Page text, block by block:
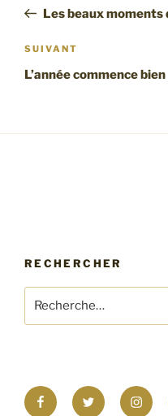
l’article
précédent
Les beaux moments
Article
suivant
SUIVANT
L’année commence bien
RECHERCHER
pour
FacebookTwitter